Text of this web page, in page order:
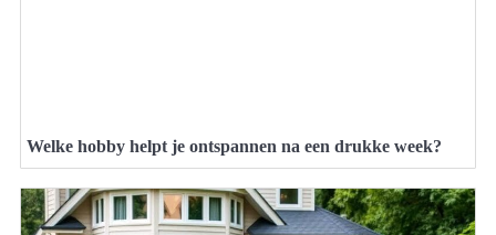
Welke hobby helpt je ontspannen na een drukke week?